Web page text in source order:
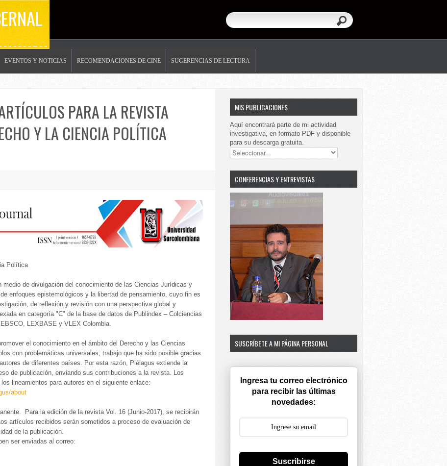
EVENTOS Y NOTICIAS RECOMENDACIONES DE CINE SUGERENCIAS DE LECTURA
PARA LA REVISTA
Y LA CIENCIA POLÍTICA
Política
medio de divulgación del conocimiento de las Ciencias Jurídicas y
enfoques epistemológicos y la libertad de pensamiento, cuyo fin es
de reflexión y revisión con una perspectiva global y
en categoría "C" de la base de datos de Publindex – Colciencias
LEXBASE y VLEX Colombia.
el conocimiento en el ámbito del Derecho y las Ciencias
con problemáticas universales; trabajo que ha sido posible gracias
de diferentes países. Por esta razón, Piélagus extiende la
de publicación, enviando sus contribuciones a la revista. Los
lineamientos para autores en el siguiente enlace:
about
Para la edición de la revista Vol. 16 (Junio-2017), se recibirán
artículos recibidos serán sometidos a proceso de evaluación de
de la publicación.
ser enviadas al correo:
MIS PUBLICACIONES
Aquí encontrará parte de mi actividad
investigativa, en formato PDF y disponible
para su descarga gratuita.
CONFERENCIAS Y ENTREVISTAS
SUSCRÍBETE A MI PÁGINA PERSONAL
Ingresa tu correo electrónico
para recibir las últimas
novedades:
Suscribirse